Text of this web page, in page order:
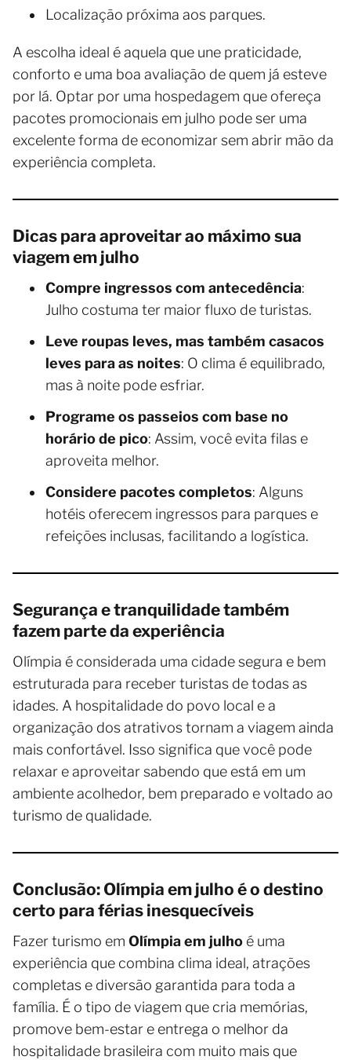
Localização próxima aos parques.
A escolha ideal é aquela que une praticidade,
conforto e uma boa avaliação de quem já esteve
por lá. Optar por uma hospedagem que ofereça
pacotes promocionais em julho pode ser uma
excelente forma de economizar sem abrir mão da
experiência completa.
Dicas para aproveitar ao máximo sua
viagem em julho
Compre ingressos com antecedência:
Julho costuma ter maior fluxo de turistas.
Leve roupas leves, mas também casacos
leves para as noites: O clima é equilibrado,
mas à noite pode esfriar.
Programe os passeios com base no
horário de pico: Assim, você evita filas e
aproveita melhor.
Considere pacotes completos: Alguns
hotéis oferecem ingressos para parques e
refeições inclusas, facilitando a logística.
Segurança e tranquilidade também
fazem parte da experiência
Olímpia é considerada uma cidade segura e bem
estruturada para receber turistas de todas as
idades. A hospitalidade do povo local e a
organização dos atrativos tornam a viagem ainda
mais confortável. Isso significa que você pode
relaxar e aproveitar sabendo que está em um
ambiente acolhedor, bem preparado e voltado ao
turismo de qualidade.
Conclusão: Olímpia em julho é o destino
certo para férias inesquecíveis
Fazer turismo em Olímpia em julho é uma
experiência que combina clima ideal, atrações
completas e diversão garantida para toda a
família. É o tipo de viagem que cria memórias,
promove bem-estar e entrega o melhor da
hospitalidade brasileira com muito mais que